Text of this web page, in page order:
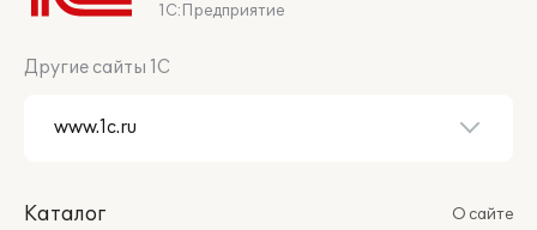
1С:Предприятие
Другие сайты 1С
Каталог
О сайте